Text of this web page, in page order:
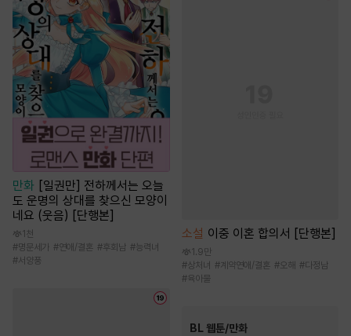
만화 [일권만] 전하께서는 오늘
도 운명의 상대를 찾으신 모양이
네요 (웃음) [단행본]
1천
#명문세가 #연애/결혼 #후회남 #능력녀
#서양풍
소설 이중 이혼 합의서 [단행본]
1.9만
#상처녀 #계약연애/결혼 #오해 #다정남
#육아물
BL 웹툰/만화